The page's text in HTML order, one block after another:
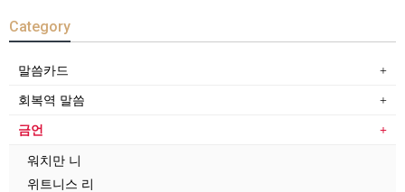
Category
말씀카드
회복역 말씀
금언
워치만 니
위트니스 리